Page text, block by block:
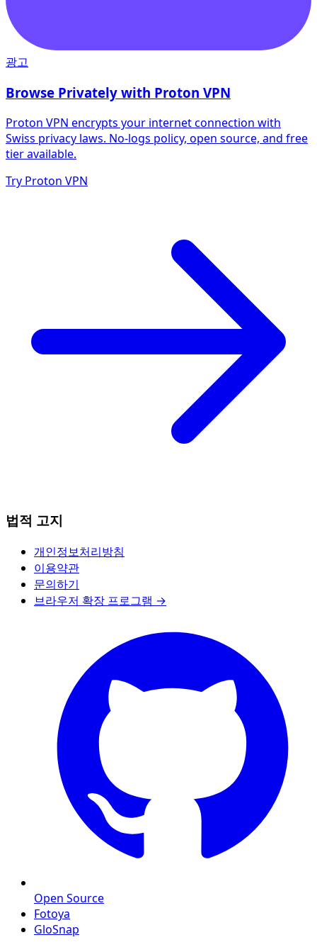
광고
Browse Privately with Proton VPN
Proton VPN encrypts your internet connection with
Swiss privacy laws. No-logs policy, open source, and free
tier available.
Try Proton VPN
법적 고지
개인정보처리방침
이용약관
문의하기
브라우저 확장 프로그램 →
Open Source
Fotoya
GloSnap